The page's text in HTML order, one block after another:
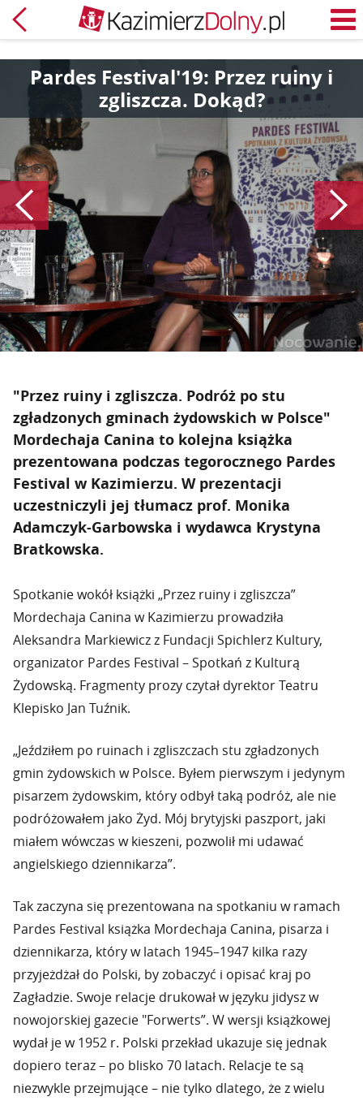
Powrót
Pardes Festival'19: Przez ruiny i
zgliszcza. Dokąd?
Poprzedni
"Przez ruiny i zgliszcza. Podróż po stu
zgładzonych gminach żydowskich w Polsce"
Mordechaja Canina to kolejna książka
prezentowana podczas tegorocznego Pardes
Festival w Kazimierzu. W prezentacji
uczestniczyli jej tłumacz prof. Monika
Adamczyk-Garbowska i wydawca Krystyna
Bratkowska.
Spotkanie wokół książki „Przez ruiny i zgliszcza”
Mordechaja Canina w Kazimierzu prowadziła
Aleksandra Markiewicz z Fundacji Spichlerz Kultury,
organizator Pardes Festival – Spotkań z Kulturą
Żydowską. Fragmenty prozy czytał dyrektor Teatru
Klepisko Jan Tuźnik.
„Jeździłem po ruinach i zgliszczach stu zgładzonych
gmin żydowskich w Polsce. Byłem pierwszym i jedynym
pisarzem żydowskim, który odbył taką podróż, ale nie
podróżowałem jako Żyd. Mój brytyjski paszport, jaki
miałem wówczas w kieszeni, pozwolił mi udawać
angielskiego dziennikarza”.
Tak zaczyna się prezentowana na spotkaniu w ramach
Pardes Festival książka Mordechaja Canina, pisarza i
dziennikarza, który w latach 1945–1947 kilka razy
przyjeżdżał do Polski, by zobaczyć i opisać kraj po
Zagładzie. Swoje relacje drukował w języku jidysz w
nowojorskiej gazecie "Forwerts”. W wersji książkowej
wydał je w 1952 r. Polski przekład ukazuje się jednak
dopiero teraz – po blisko 70 latach. Relacje te są
niezwykle przejmujące – nie tylko dlatego, że z wielu